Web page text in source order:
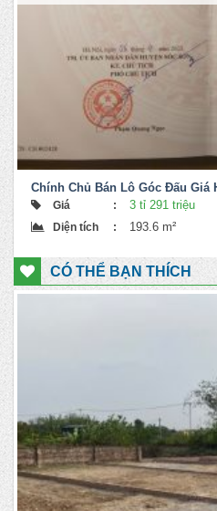
Chính Chủ Bán Lô Góc Đấu
SơnGiá : 3 tỉ 291 triệu
Diện tích : 193.6 m²
CÓ THỂ BẠN THÍCH